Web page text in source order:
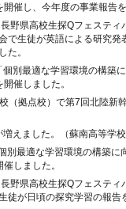
催し、今年度の事業報告を
野県高校生探Qフェスティ
で生徒が英語による研究発
た。
別最適な学習環境の構築に
催しました。
（拠点校）で第7回北陸新
えました。（蘇南高等学校
別最適な学習環境の構築に
しました。
野県高校生探Qフェスティ
徒が日頃の探究学習の報告